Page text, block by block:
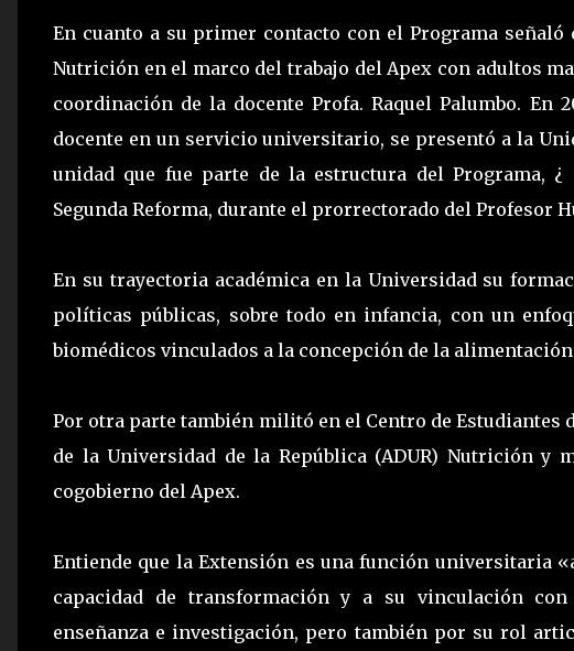
En cuanto a su primer contacto con el Programa
Nutrición en el marco del trabajo del Apex con adultos
coordinación de la docente Profa. Raquel Palumbo. En
docente en un servicio universitario, se presentó a la
unidad que fue parte de la estructura del Programa,
Segunda Reforma, durante el prorrectorado del Profesor
En su trayectoria académica en la Universidad su
políticas públicas, sobre todo en infancia, con un
biomédicos vinculados a la concepción de la alimentación
Por otra parte también militó en el Centro de Estudiantes
de la Universidad de la República (ADUR) Nutrición y
cogobierno del Apex.
Entiende que la Extensión es una función universitaria
capacidad de transformación y a su vinculación
enseñanza e investigación, pero también por su rol